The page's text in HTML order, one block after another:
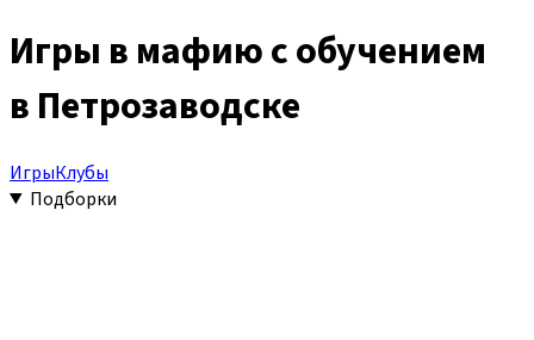
Игры в мафию с обучением
в Петрозаводске
ИгрыКлубы
Подборки